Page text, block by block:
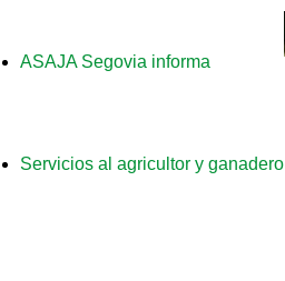
ASAJA Segovia informa
Servicios al agricultor y ganadero